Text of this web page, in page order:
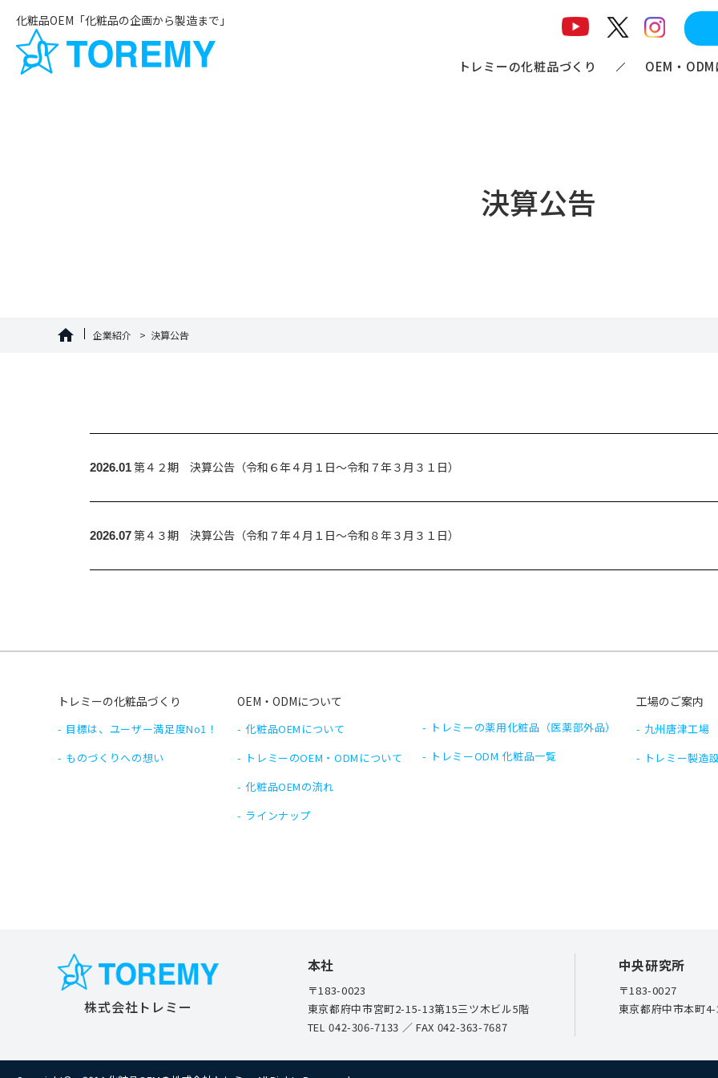
化粧品OEM「化粧品の企画から製造まで」
トレミーの化粧品づくり OEM・
決算公告
企業紹介 決算公告
2026.01第４２期 決算公告（令和６年４月１日～令和７年３月３１日）
2026.07第４３期 決算公告（令和７年４月１日～令和８年３月３１日）
トレミーの化粧品づくり
目標は、ユーザー満足度No1！
ものづくりへの想い
OEM・ODMについて
化粧品OEMについて
トレミーのOEM・ODMについて
化粧品OEMの流れ
ラインナップ
トレミーの薬用化粧品 （医薬部外品）
トレミーODM 化粧品一覧
工場のご案内
九州唐津工
トレミー製造
株式会社トレミー
本社
〒183-0023
東京都府中市宮町2-15-13第15三ツ木ビル5階
TEL042-306-7133 ／ FAX 042-363-7687
中央研究所
〒183-0027
東京都府中市本町